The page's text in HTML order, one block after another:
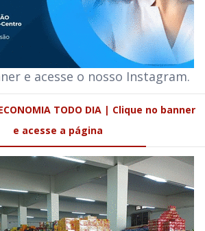
e acesse o nosso Instagram.
TODO DIA | Clique no banner
e acesse a página